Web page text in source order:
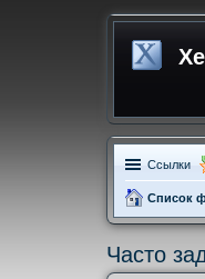
Ссылки
Список
Часто